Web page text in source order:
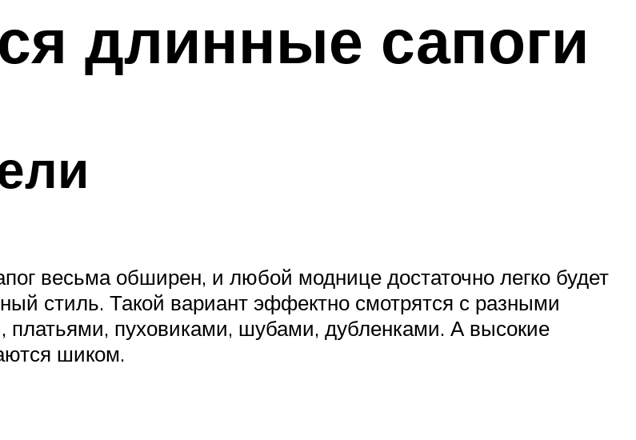
длинные сапоги
весьма обширен, и любой моднице достаточно легко будет
стиль. Такой вариант эффектно смотрятся с разными
пуховиками, шубами, дубленками. А высокие
шиком.